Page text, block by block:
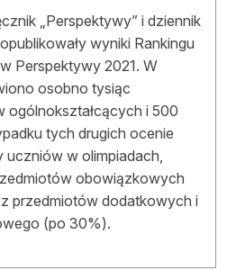
„Perspektywy” i dziennik
wyniki Rankingu
Perspektywy 2021. W
osobno tysiąc
ogólnokształcących i 500
tych drugich ocenie
uczniów w olimpiadach,
obowiązkowych
przedmiotów dodatkowych i
(po 30%).